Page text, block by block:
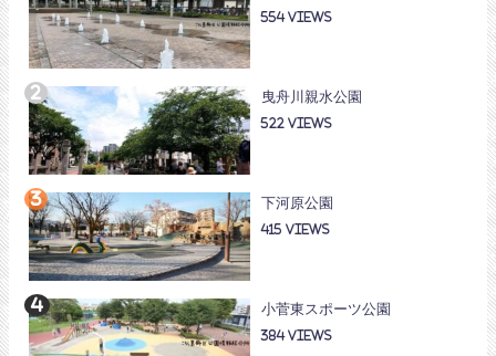
554
曳舟川親水公園
522
下河原公園
415
小菅東スポーツ公園
384